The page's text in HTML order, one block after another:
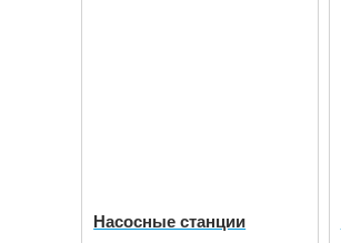
Насосные станции